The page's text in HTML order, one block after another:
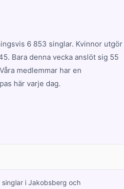
6 853 singlar. Kvinnor utgör
Bara denna vecka anslöt sig 55
medlemmar har en
här varje dag.
i Jakobsberg och